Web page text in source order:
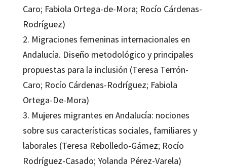
Caro; Fabiola Ortega-de-Mora; Rocío Cárdenas-
Rodríguez)
2. Migraciones femeninas internacionales en
Andalucía. Diseño metodológico y principales
propuestas para la inclusión (Teresa Terrón-
Caro; Rocío Cárdenas-Rodríguez; Fabiola
Ortega-De-Mora)
3. Mujeres migrantes en Andalucía: nociones
sobre sus características sociales, familiares y
laborales (Teresa Rebolledo-Gámez; Rocío
Rodríguez-Casado; Yolanda Pérez-Varela)